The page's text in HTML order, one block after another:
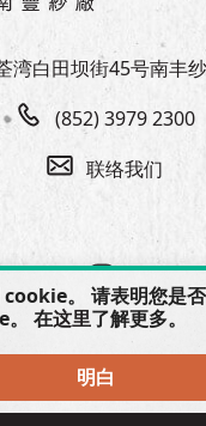
。 请表明您是
。 在这里了解更多。
明白
湾白田坝街45号南丰
(852) 3979 2300
联络我们
The Mills, all rights